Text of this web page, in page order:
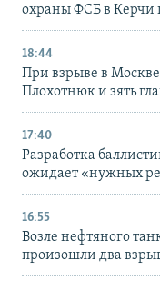
охраны ФСБ в Керчи
18:44
При взрыве в
Плохотнюк и зять
17:40
Разработка
ожидает «нужных
16:55
Возле нефтяного
произошли два